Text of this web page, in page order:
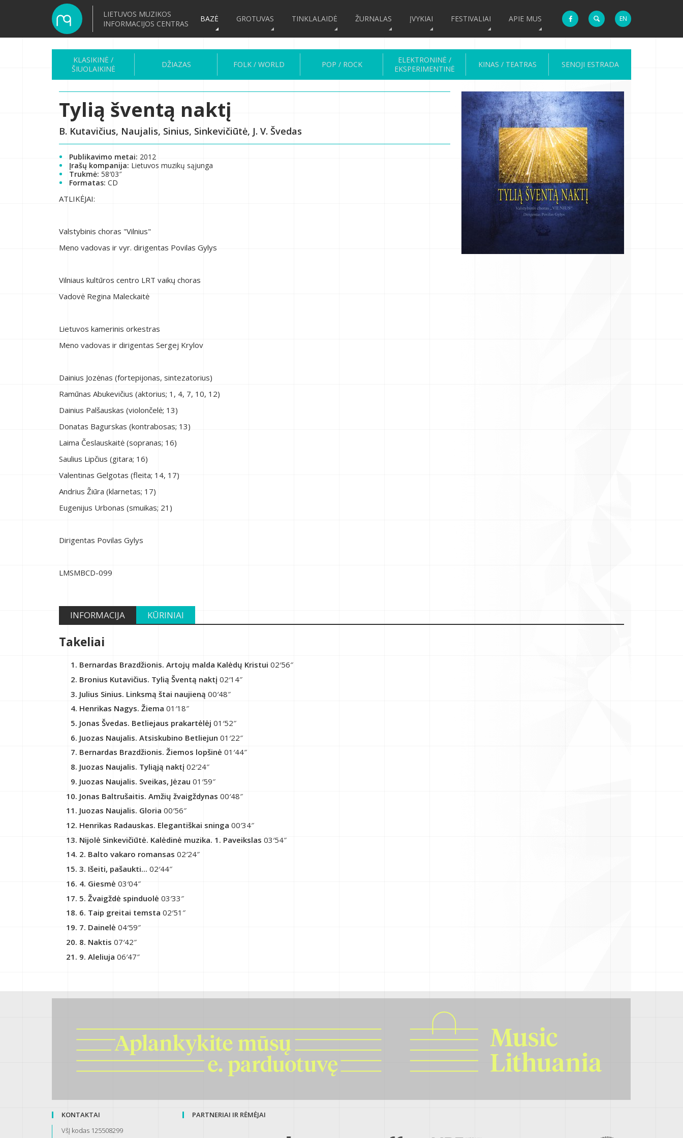
LIETUVOS MUZIKOS
INFORMACIJOS CENTRAS
EN
BAZĖ GROTUVAS TINKLALAIDĖ ŽURNALAS ĮVYKIAI FESTIVALIAI APIE MUS
KLASIKINĖ /
ŠIUOLAIKINĖ
DŽIAZAS FOLK / WORLD POP / ROCK
ELEKTRONINĖ /
EKSPERIMENTINĖ
KINAS / TEATRAS SENOJI ESTRADA
Tylią šventą naktį
B. Kutavičius, Naujalis, Sinius, Sinkevičiūtė, J. V. Švedas
Publikavimo metai: 2012
Įrašų kompanija: Lietuvos muzikų sąjunga
Trukmė: 58′03″
Formatas: CD
ATLIKĖJAI:
Valstybinis choras "Vilnius"
Meno vadovas ir vyr. dirigentas Povilas Gylys
Vilniaus kultūros centro LRT vaikų choras
Vadovė Regina Maleckaitė
Lietuvos kamerinis orkestras
Meno vadovas ir dirigentas Sergej Krylov
Dainius Jozėnas (fortepijonas, sintezatorius)
Ramūnas Abukevičius (aktorius; 1, 4, 7, 10, 12)
Dainius Palšauskas (violončelė; 13)
Donatas Bagurskas (kontrabosas; 13)
Laima Česlauskaitė (sopranas; 16)
Saulius Lipčius (gitara; 16)
Valentinas Gelgotas (fleita; 14, 17)
Andrius Žiūra (klarnetas; 17)
Eugenijus Urbonas (smuikas; 21)
Dirigentas Povilas Gylys
LMSMBCD-099
INFORMACIJA KŪRINIAI
Takeliai
Bernardas Brazdžionis. Artojų malda Kalėdų Kristui 02′56″
Bronius Kutavičius. Tylią Šventą naktį 02′14″
Julius Sinius. Linksmą štai naujieną 00′48″
Henrikas Nagys. Žiema 01′18″
Jonas Švedas. Betliejaus prakartėlėj 01′52″
Juozas Naujalis. Atsiskubino Betliejun 01′22″
Bernardas Brazdžionis. Žiemos lopšinė 01′44″
Juozas Naujalis. Tyliąją naktį 02′24″
Juozas Naujalis. Sveikas, Jėzau 01′59″
Jonas Baltrušaitis. Amžių žvaigždynas 00′48″
Juozas Naujalis. Gloria 00′56″
Henrikas Radauskas. Elegantiškai sninga 00′34″
Nijolė Sinkevičiūtė. Kalėdinė muzika. 1. Paveikslas 03′54″
2. Balto vakaro romansas 02′24″
3. Išeiti, pašaukti... 02′44″
4. Giesmė 03′04″
5. Žvaigždė spinduolė 03′33″
6. Taip greitai temsta 02′51″
7. Dainelė 04′59″
8. Naktis 07′42″
9. Aleliuja 06′47″
KONTAKTAI
VšĮ kodas 125508299
PARTNERIAI IR RĖMĖJAI